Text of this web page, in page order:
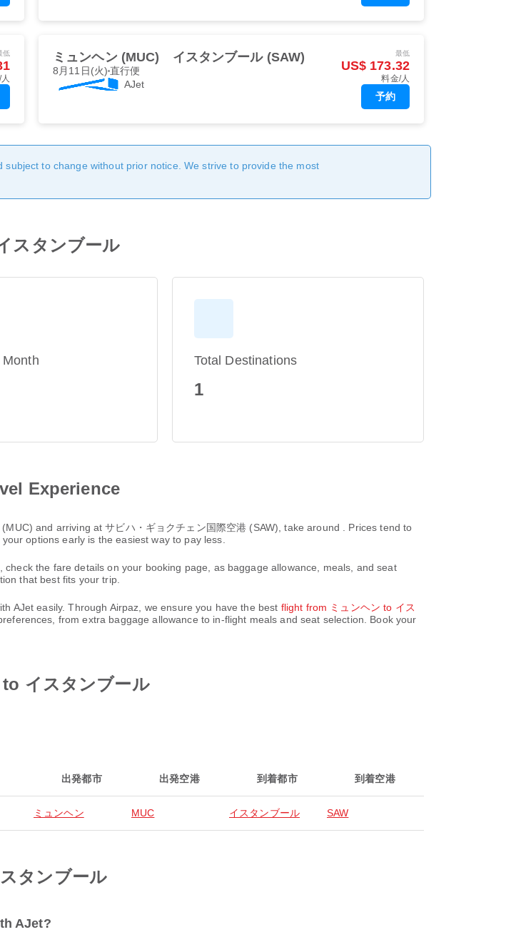
低 ミュンヘン (MUC) イスタンブール (SAW)
8月11日(火)直行便
AJet
最低
US$ 173.32
料金/人
予約
to change without prior notice. We strive to provide the most
スタンブール
Total Destinations
1
Experience
and arriving at サビハ・ギョクチェン国際空港 (SAW), take around . Prices tend to
options early is the easiest way to pay less.
the fare details on your booking page, as baggage allowance, meals, and seat
that best fits your trip.
AJet easily. Through Airpaz, we ensure you have the best flight from ミュンヘン to イス
from extra baggage allowance to in-flight meals and seat selection. Book your
イスタンブール
出発都市 出発空港 到着都市 到着空港
ミュンヘン MUC イスタンブール SAW
タンブール
AJet?